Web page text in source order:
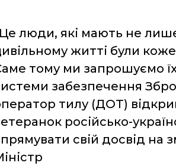
люди, які мають не
житті були
тому ми запрошуємо
забезпечення
тилу (ДОТ)
російсько-
свій досвід на